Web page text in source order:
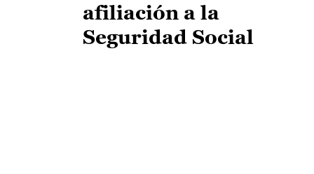
afiliación a la
Seguridad Social